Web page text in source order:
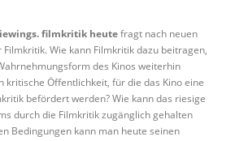
filmkritik heutefragt nach neuen
Wie kann Filmkritik dazu beitragen,
des Kinos weiterhin
kritische Öffentlichkeit, für die das Kino eine
befördert werden? Wie kann das riesige
durch die Filmkritik zugänglich gehalten
Bedingungen kann man heute seinen